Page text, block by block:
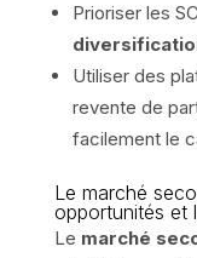
Prioriser les
Utiliser des
revente de
facilement le
Le marché
opportunités et
Le marché